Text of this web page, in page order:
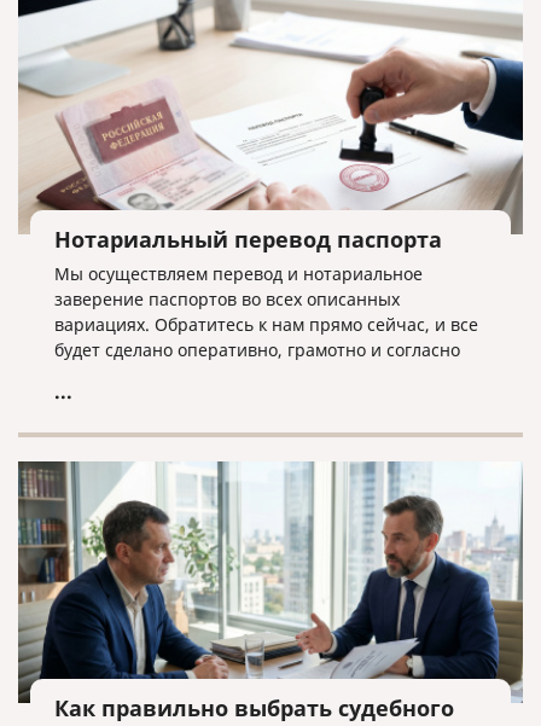
Нотариальный перевод паспорта
Мы осуществляем перевод и нотариальное
заверение паспортов во всех описанных
вариациях. Обратитесь к нам прямо сейчас, и все
будет сделано оперативно, грамотно и согласно
...
Как правильно выбрать судебного